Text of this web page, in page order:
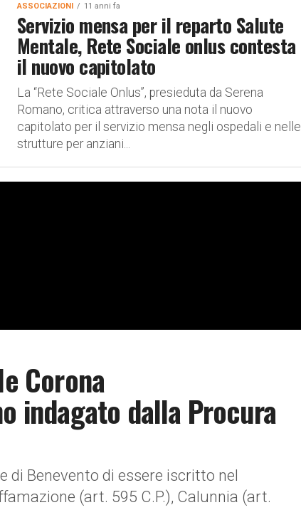
ASSOCIAZIONI 11 anni fa
Servizio mensa per il reparto Salute
Mentale, Rete Sociale onlus contesta
il nuovo capitolato
La “Rete Sociale Onlus”, presieduta da Serena
Romano, critica attraverso una nota il nuovo
capitolato per il servizio mensa negli ospedali e nelle
strutture per anziani...
Corona
indagato dalla Procura
di Benevento di essere iscritto nel
(art. 595 C.P.), Calunnia (art.